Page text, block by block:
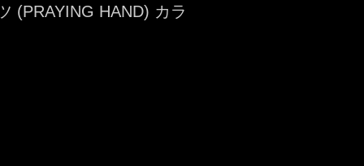
(PRAYING HAND) カラ